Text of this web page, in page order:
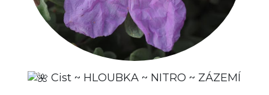
Cist ~ HLOUBKA ~ NITRO ~ ZÁZEMÍ